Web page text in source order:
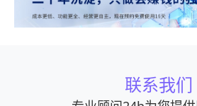
联系我们